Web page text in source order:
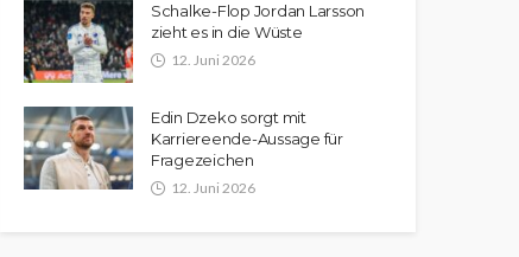
Schalke-Flop Jordan Larsson
zieht es in die Wüste
12. Juni 2026
Edin Dzeko sorgt mit
Karriereende-Aussage für
Fragezeichen
12. Juni 2026